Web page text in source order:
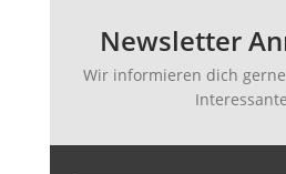
Newsletter
Wir informieren dich